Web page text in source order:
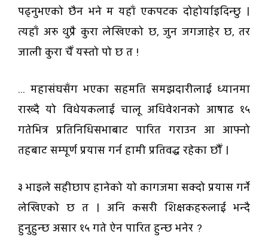
पढ्नुभएको छैन भने म यहाँ एकपटक दोहोर्याइदिन्छु ।
त्यहाँ अरु थुप्रै कुरा लेखिएको छ, जुन जगजाहेर छ, तर
जाली कुरा चैँ यस्तो पो छ त !
... महासंघसँग भएका सहमति समझदारीलाई ध्यानमा
राख्दै यो विधेयकलाई चालू अधिवेशनको आषाढ १५
गतेभित्र प्रतिनिधिसभाबाट पारित गराउन आ आफ्नो
तहबाट सम्पूर्ण प्रयास गर्न हामी प्रतिवद्ध रहेका छौँ ।
३ भाइले सहीछाप हानेको यो कागजमा सक्दो प्रयास गर्ने
लेखिएको छ त । अनि कसरी शिक्षकहरुलाई भन्दै
हुनुहुन्छ असार १५ गते ऐन पारित हुन्छ भनेर ?